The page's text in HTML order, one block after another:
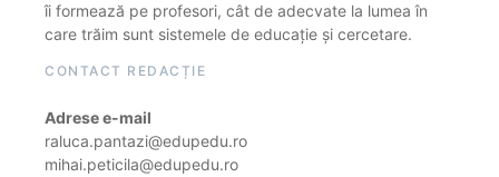
îi formează pe profesori, cât de adecvate la lumea în
care trăim sunt sistemele de educație și cercetare.
CONTACT REDACȚIE
Adrese e-mail
raluca.pantazi@edupedu.ro
mihai.peticila@edupedu.ro